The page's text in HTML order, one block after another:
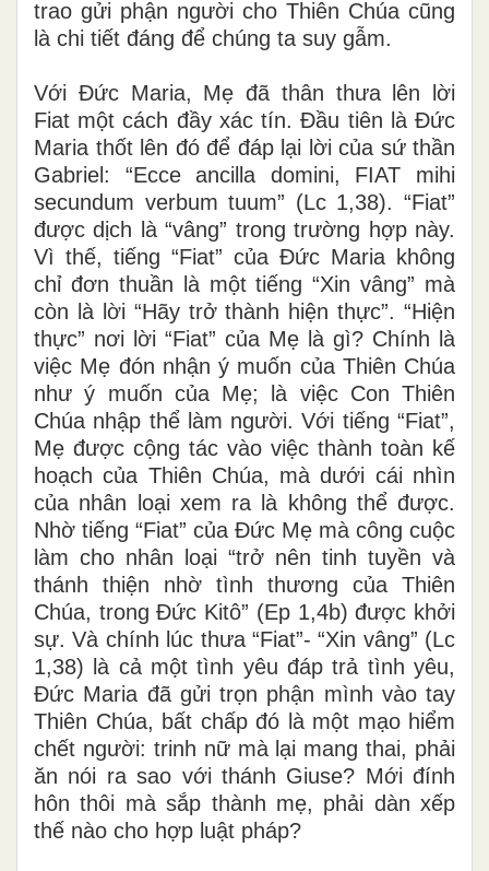
trao gửi phận người cho Thiên Chúa cũng
là chi tiết đáng để chúng ta suy gẫm.
Với Đức Maria, Mẹ đã thân thưa lên lời
Fiat một cách đầy xác tín. Đầu tiên là Đức
Maria thốt lên đó để đáp lại lời của sứ thần
Gabriel: “Ecce ancilla domini, FIAT mihi
secundum verbum tuum” (Lc 1,38). “Fiat”
được dịch là “vâng” trong trường hợp này.
Vì thế, tiếng “Fiat” của Đức Maria không
chỉ đơn thuần là một tiếng “Xin vâng” mà
còn là lời “Hãy trở thành hiện thực”. “Hiện
thực” nơi lời “Fiat” của Mẹ là gì? Chính là
việc Mẹ đón nhận ý muốn của Thiên Chúa
như ý muốn của Mẹ; là việc Con Thiên
Chúa nhập thể làm người. Với tiếng “Fiat”,
Mẹ được cộng tác vào việc thành toàn kế
hoạch của Thiên Chúa, mà dưới cái nhìn
của nhân loại xem ra là không thể được.
Nhờ tiếng “Fiat” của Đức Mẹ mà công cuộc
làm cho nhân loại “trở nên tinh tuyền và
thánh thiện nhờ tình thương của Thiên
Chúa, trong Đức Kitô” (Ep 1,4b) được khởi
sự. Và chính lúc thưa “Fiat”- “Xin vâng” (Lc
1,38) là cả một tình yêu đáp trả tình yêu,
Đức Maria đã gửi trọn phận mình vào tay
Thiên Chúa, bất chấp đó là một mạo hiểm
chết người: trinh nữ mà lại mang thai, phải
ăn nói ra sao với thánh Giuse? Mới đính
hôn thôi mà sắp thành mẹ, phải dàn xếp
thế nào cho hợp luật pháp?